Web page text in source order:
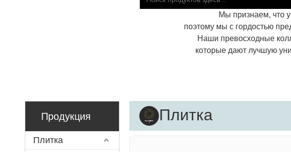
Мы признаем, что
поэтому мы с гордостью
Наши превосходные
которые дают лучшую
Продукция
Плитка
Плитка